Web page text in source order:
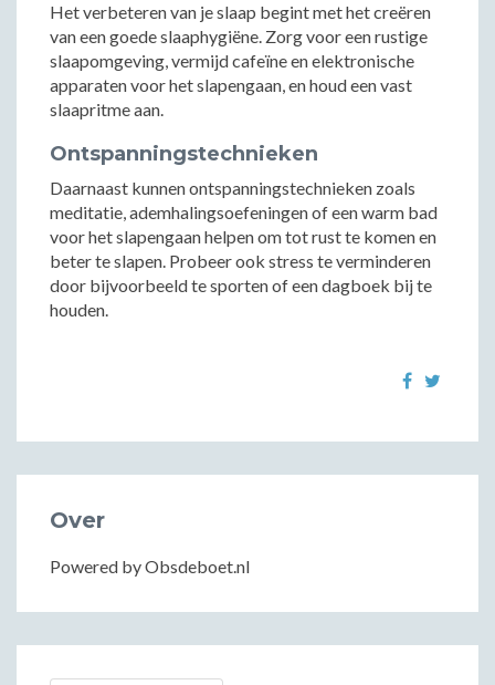
Het verbeteren van je slaap begint met het creëren
van een goede slaaphygiëne. Zorg voor een rustige
slaapomgeving, vermijd cafeïne en elektronische
apparaten voor het slapengaan, en houd een vast
slaapritme aan.
Ontspanningstechnieken
Daarnaast kunnen ontspanningstechnieken zoals
meditatie, ademhalingsoefeningen of een warm bad
voor het slapengaan helpen om tot rust te komen en
beter te slapen. Probeer ook stress te verminderen
door bijvoorbeeld te sporten of een dagboek bij te
houden.
Over
Powered by Obsdeboet.nl